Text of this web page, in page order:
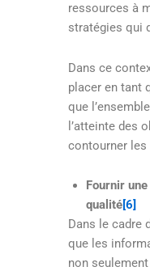
ressources à
stratégies qui
Dans ce
placer en tant
que
l’atteinte des
contourner
Fournir
qualité[6]
Dans le cadre
que les
non